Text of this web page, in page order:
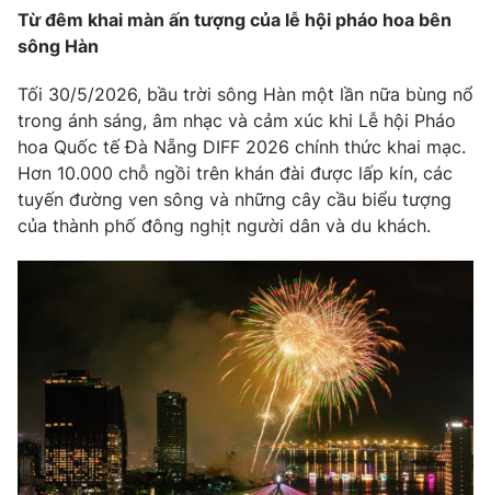
Câu chuyện quốc tế
Thị trường
Góc doanh nghiệp
Dữ liệu và đời sống
Phim VTV
Hậu trường
Nhân vật
Giải trí
Điện ảnh
Âm nhạc
Đời sống
Giáo dục
Hitech Công nghệ tương lai
Sản phẩm
Thị trường
Giao lưu trực tuyến
Lịch phát sóng
Từ đêm khai màn ấn tượng của lễ hội pháo hoa bên
sông Hàn
Tối 30/5/2026, bầu trời sông Hàn một lần nữa bùng nổ
trong ánh sáng, âm nhạc và cảm xúc khi Lễ hội Pháo
hoa Quốc tế Đà Nẵng DIFF 2026 chính thức khai mạc.
Hơn 10.000 chỗ ngồi trên khán đài được lấp kín, các
tuyến đường ven sông và những cây cầu biểu tượng
của thành phố đông nghịt người dân và du khách.